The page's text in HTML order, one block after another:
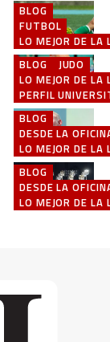
BLOG
FUTBOL
LO MEJOR DE LA
BLOG
JUDO
LO MEJOR DE LA
PERFIL
BLOG
DESDE LA
LO MEJOR DE LA
BLOG
DESDE LA
LO MEJOR DE LA